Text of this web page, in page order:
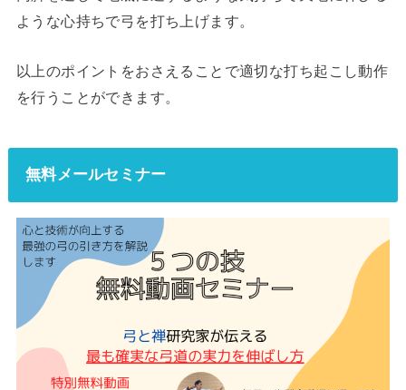
ような心持ちで弓を打ち上げます。
以上のポイントをおさえることで適切な打ち起こし動作
を行うことができます。
無料メールセミナー